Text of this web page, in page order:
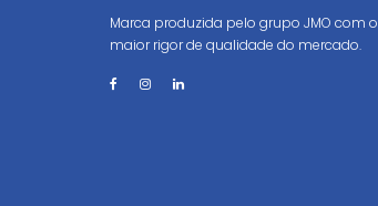
Marca produzida pelo grupo JMO com o
maior rigor de qualidade do mercado.